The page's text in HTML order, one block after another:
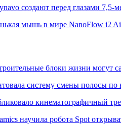
создают перед глазами 7,5-
мышь в мире NanoFlow i2
блоки жизни могут
систему смены полосы по
кинематографичный
научила робота Spot